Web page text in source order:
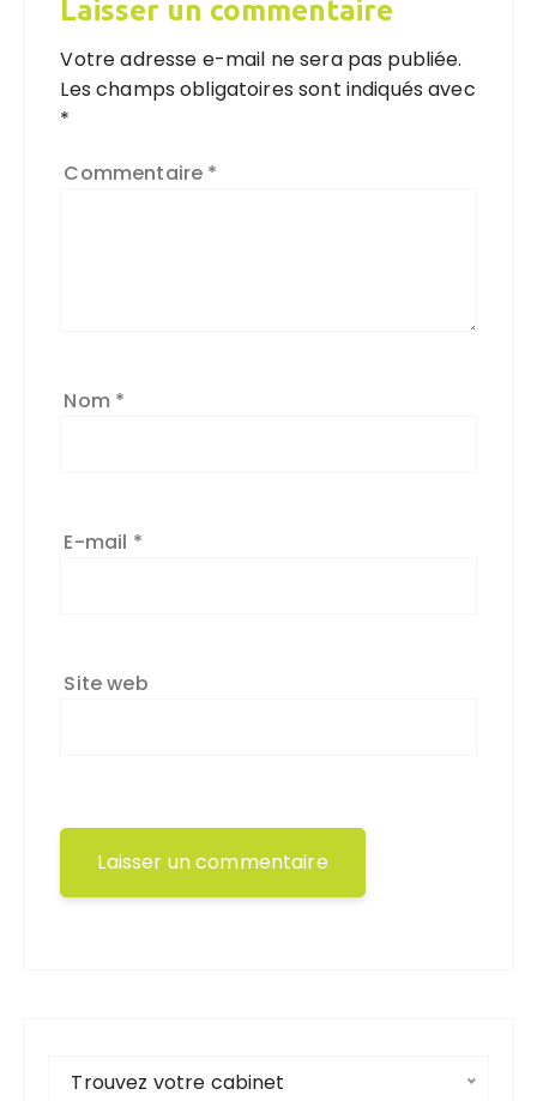
Laisser un commentaire
Votre adresse e-mail ne sera pas publiée.
Les champs obligatoires sont indiqués avec
*
Commentaire *
Nom *
E-mail *
Site web
Trouvez votre cabinet